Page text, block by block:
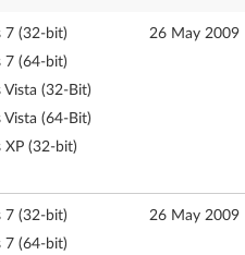
7 (32-bit)
7 (64-bit)
(32-Bit)
(64-Bit)
(32-bit)
26 May 2009
7 (32-bit)
7 (64-bit)
26 May 2009